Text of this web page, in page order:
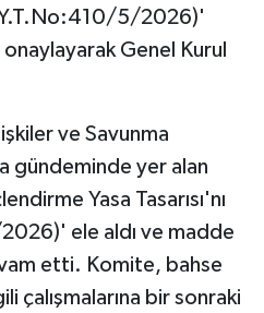
5/2026)'
Genel Kurul
ve Savunma
gündeminde yer alan
Yasa Tasarısı'nı
ele aldı ve madde
etti. Komite, bahse
çalışmalarına bir sonraki